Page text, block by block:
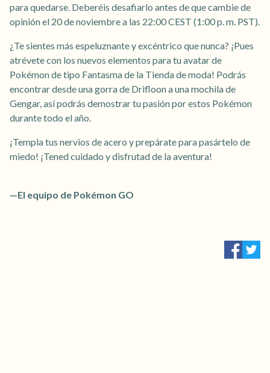
para quedarse. Deberéis desafiarlo antes de que cambie de
opinión el 20 de noviembre a las 22:00 CEST (1:00 p. m. PST).
¿Te sientes más espeluznante y excéntrico que nunca? ¡Pues
atrévete con los nuevos elementos para tu avatar de
Pokémon de tipo Fantasma de la Tienda de moda! Podrás
encontrar desde una gorra de Drifloon a una mochila de
Gengar, así podrás demostrar tu pasión por estos Pokémon
durante todo el año.
¡Templa tus nervios de acero y prepárate para pasártelo de
miedo! ¡Tened cuidado y disfrutad de la aventura!
—El equipo de Pokémon GO